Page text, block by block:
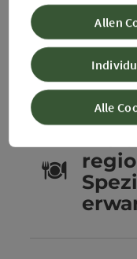
Wo
Alle
Allen